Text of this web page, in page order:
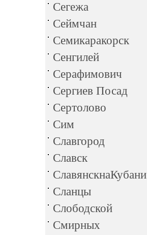
Сегежа
Сеймчан
Семикаракорск
Сенгилей
Серафимович
Сергиев Посад
Сертолово
Сим
Славгород
Славск
СлавянскнаКубани
Сланцы
Слободской
Смирных